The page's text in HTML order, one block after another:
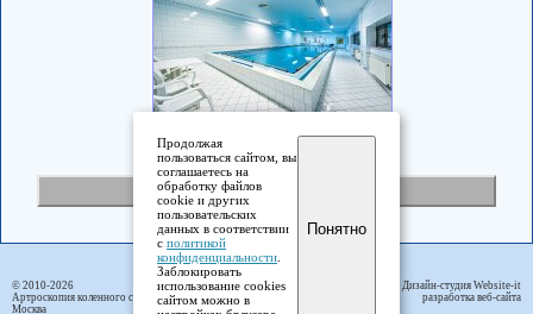
Полная версия
Дизайн-студия Website-it
разработка веб-сайта
© 2010-2026
Артроскопия коленного сустава
Москва
Продолжая
пользоваться сайтом, вы
соглашаетесь на
обработку файлов
cookie и других
пользовательских
данных в соответствии
с политикой
конфиденциальности
Заблокировать
использование cookies
сайтом можно в
Понятно